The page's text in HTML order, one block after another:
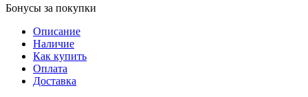
Бонусы за покупки
Описание
Наличие
Как купить
Оплата
Доставка